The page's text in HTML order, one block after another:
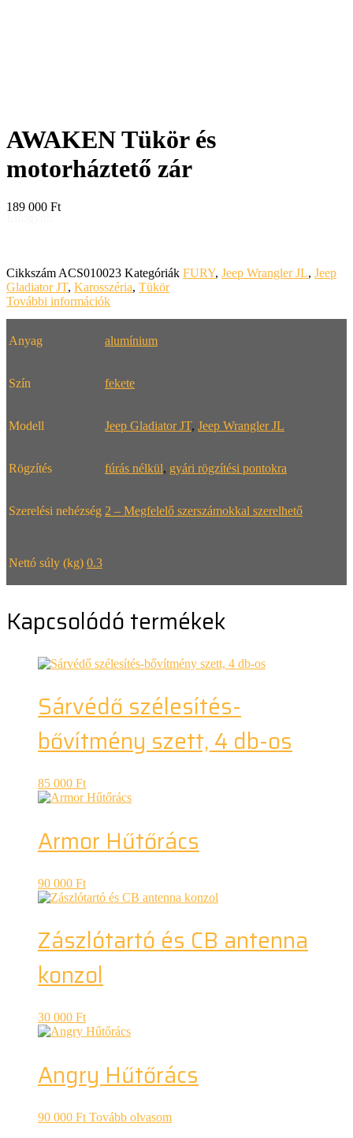
AWAKEN Tükör és
motorháztető zár
189 000 Ft
CikkszámACS010023 Kategóriák FURY, Jeep Wrangler JL, Jeep
Gladiator JT, Karosszéria, Tükör
További információk
Anyag alumínium
Szín fekete
Modell Jeep Gladiator JT, Jeep Wrangler JL
Rögzítés fúrás nélkül, gyári rögzítési pontokra
Szerelési nehézség 2 – Megfelelő szerszámokkal szerelhető
Nettó súly (kg) 0.3
Kapcsolódó termékek
Sárvédő szélesítés-
bővítmény szett, 4 db-os
85 000 Ft
Armor Hűtőrács
90 000 Ft
Zászlótartó és CB antenna
konzol
30 000 Ft
Angry Hűtőrács
90 000 Ft Tovább olvasom